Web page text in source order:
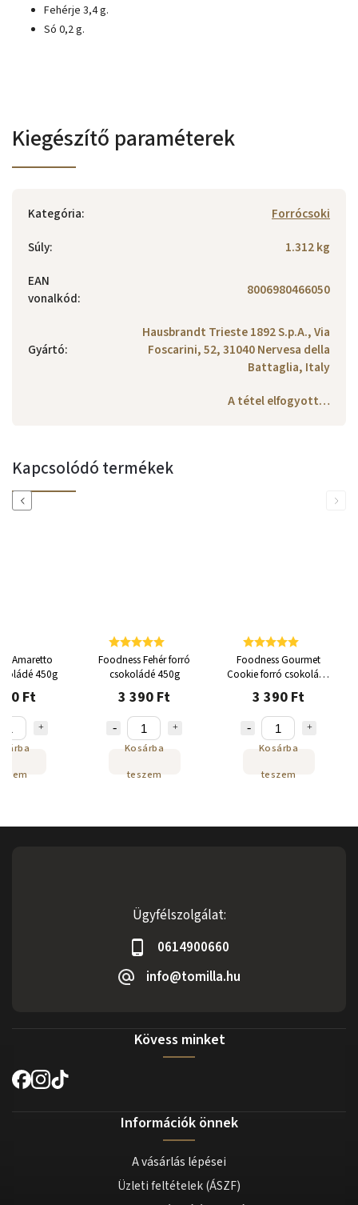
Fehérje 3,4 g.
Só 0,2 g.
Kiegészítő paraméterek
Kategória:
Forrócsoki
Súly:
1.312 kg
EAN
vonalkód: 8006980466050
Gyártó:
Hausbrandt Trieste 1892 S.p.A., Via
Foscarini, 52, 31040 Nervesa della
Battaglia, Italy
A tétel elfogyott…
Kapcsolódó termékek
Previous
Amaretto
450g
Ft
Foodness Fehér forró
csokoládé 450g
3 390 Ft
Kosárba
teszem
Foodness Gourmet
Cookie forró csokoládé
450g
3 390 Ft
Kosárba
teszem
Next
Ügyfélszolgálat:
0614900660
info@tomilla.hu
Kövess minket
Információk önnek
A vásárlás lépései
Üzleti feltételek (ÁSZF)